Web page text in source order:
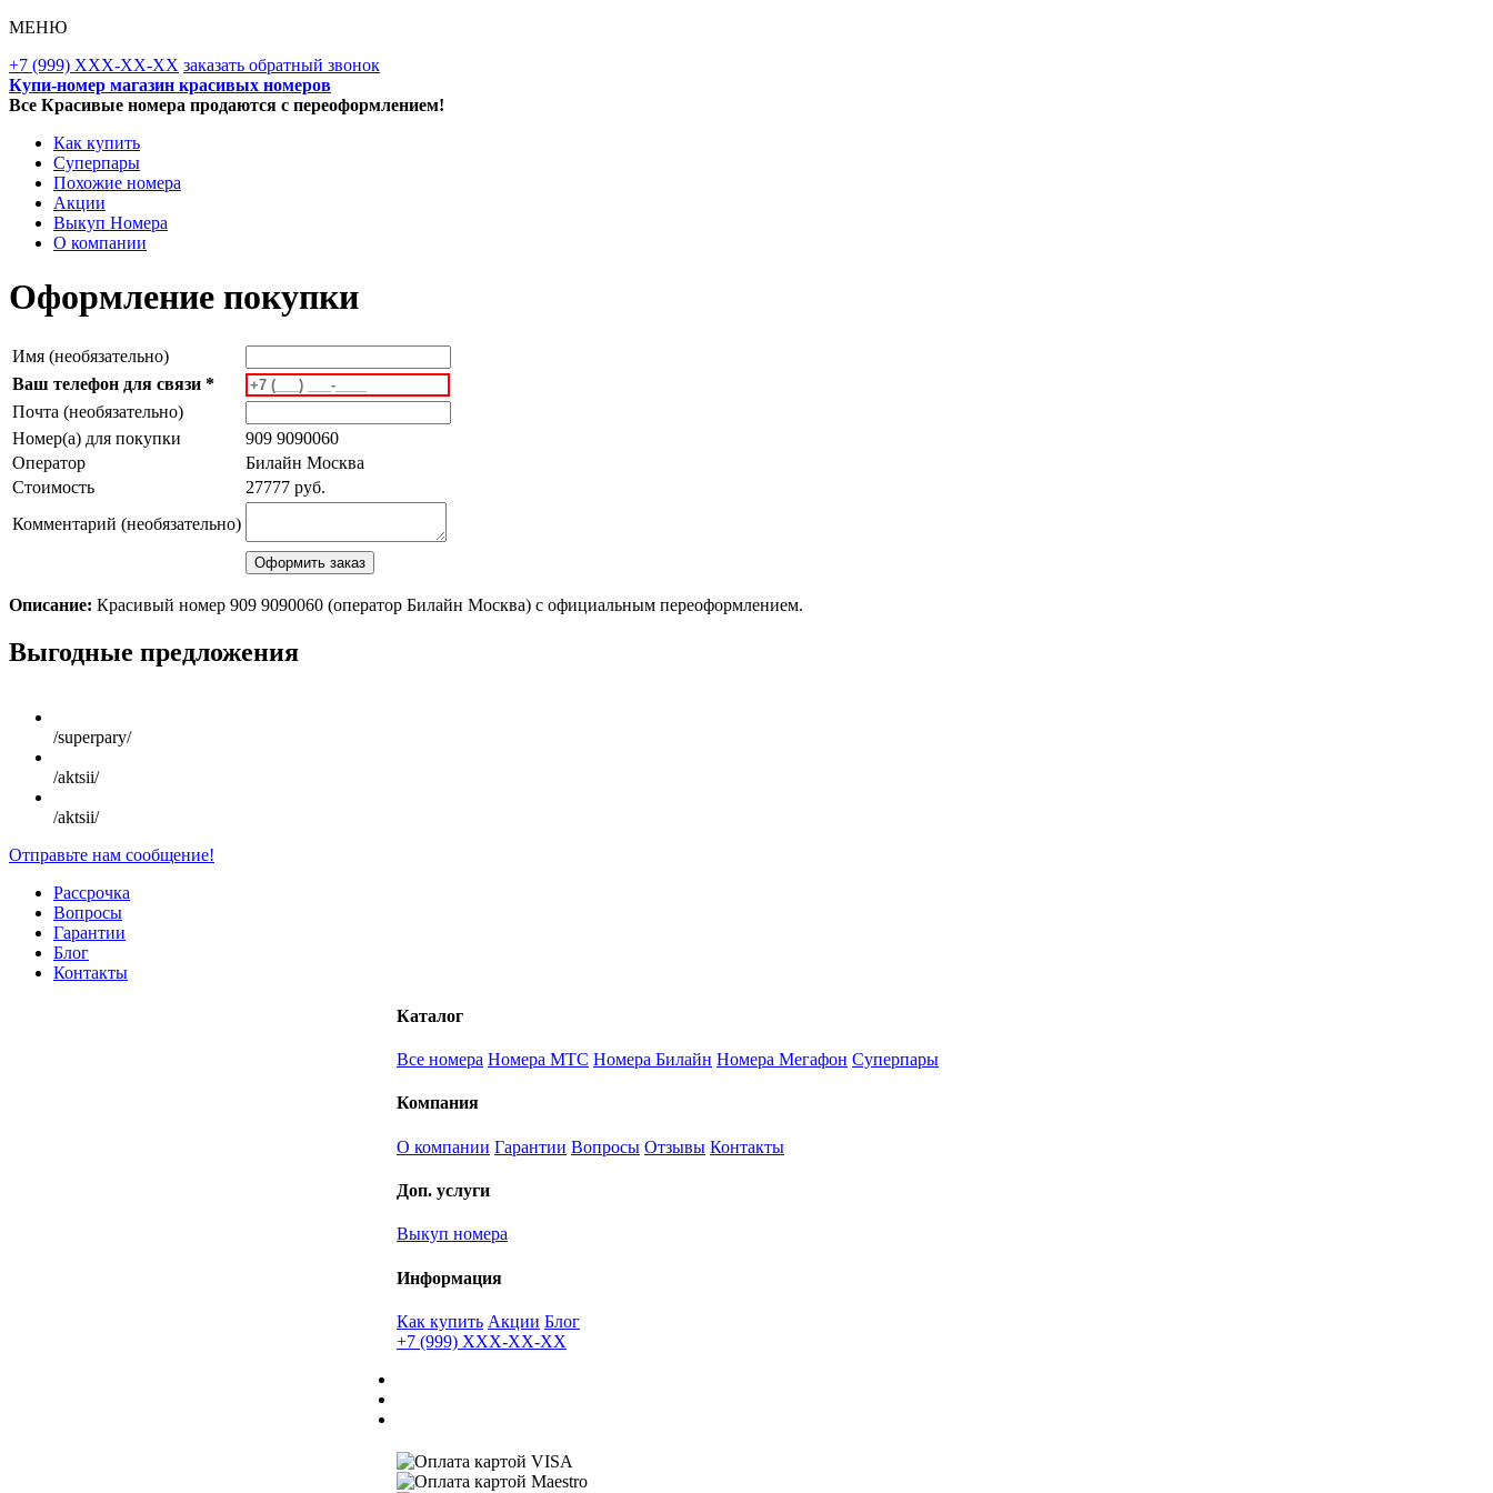
МЕНЮ
+7 (999) XXX-XX-XX заказать обратный звонок
Купи-номер магазин красивых номеров
Все Красивые номера продаются с переоформлением!
Как купить
Суперпары
Похожие номера
Акции
Выкуп Номера
О компании
Оформление покупки
Имя (необязательно)
Ваш телефон для связи *
Почта (необязательно)
Номер(а) для покупки
909 9090060
Оператор
Билайн Москва
Стоимость
27777 руб.
Комментарий (необязательно)
Описание: Красивый номер 909 9090060 (оператор Билайн Москва) с официальным переоформлением.
Scroll
Up
Выгодные предложения
/superpary/
/aktsii/
/aktsii/
Отправьте нам сообщение!
Рассрочка
Вопросы
Гарантии
Блог
Контакты
Каталог
Все номера Номера МТС Номера Билайн Номера Мегафон Суперпары
Компания
О компании Гарантии Вопросы Отзывы Контакты
Доп. услуги
Выкуп номера
Информация
Как купить Акции Блог
+7 (999) XXX-XX-XX